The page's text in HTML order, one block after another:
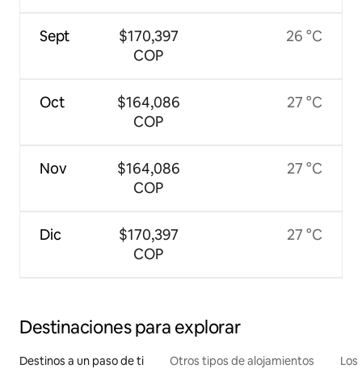
Sept
Oct
Nov
Dic
$170,397
COP
$164,086
COP
$164,086
COP
$170,397
COP
26 °C
27 °C
27 °C
27 °C
Destinaciones para explorar
Destinos a un paso de ti Otros tipos de alojamientos